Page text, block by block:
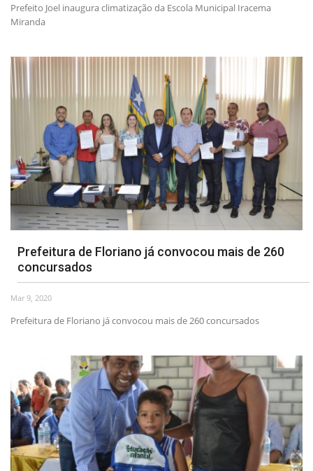
Prefeito Joel inaugura climatização da Escola Municipal Iracema
Miranda
Prefeitura de Floriano já convocou mais de 260
concursados
Mar 9, 2020
Prefeitura de Floriano já convocou mais de 260 concursados